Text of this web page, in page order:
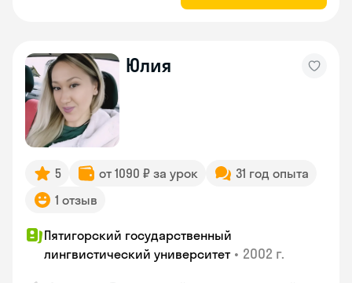
Юлия
5 от 1090 ₽ за урок
31 год опыта
1 отзыв
Пятигорский государственный
лингвистический университет • 2002 г.